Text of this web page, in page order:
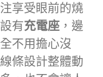
享受眼前的燒
有充電座 ，邊
不用擔心沒
條設計整體動